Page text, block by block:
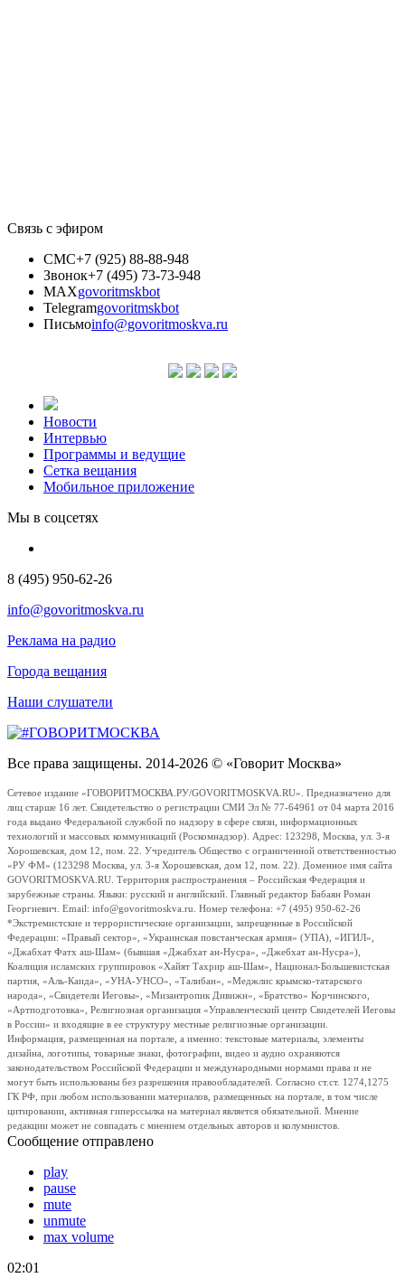
Связь с эфиром
СМС+7 (925) 88-88-948
Звонок+7 (495) 73-73-948
MAXgovoritmskbot
Telegramgovoritmskbot
Письмоinfo@govoritmoskva.ru
Новости
Интервью
Программы и ведущие
Сетка вещания
Мобильное приложение
Мы в соцсетях
8 (495) 950-62-26
info@govoritmoskva.ru
Реклама на радио
Города вещания
Наши слушатели
Все права защищены. 2014-2026 © «Говорит Москва»
Сетевое издание «ГОВОРИТМОСКВА.РУ/GOVORITMOSKVA.RU». Предназначено для
лиц старше 16 лет. Свидетельство о регистрации СМИ Эл № 77-64961 от 04 марта 2016
года выдано Федеральной службой по надзору в сфере связи, информационных
технологий и массовых коммуникаций (Роскомнадзор). Адрес: 123298, Москва, ул. 3-я
Хорошевская, дом 12, пом. 22. Учредитель Общество с ограниченной ответственностью
«РУ ФМ» (123298 Москва, ул. 3-я Хорошевская, дом 12, пом. 22). Доменное имя сайта
GOVORITMOSKVA.RU. Территория распространения – Российская Федерация и
зарубежные страны. Языки: русский и английский. Главный редактор Бабаян Роман
Георгиевич. Email: info@govoritmoskva.ru. Номер телефона: +7 (495) 950-62-26
*Экстремистские и террористические организации, запрещенные в Российской
Федерации: «Правый сектор», «Украинская повстанческая армия» (УПА), «ИГИЛ»,
«Джабхат Фатх аш-Шам» (бывшая «Джабхат ан-Нусра», «Джебхат ан-Нусра»),
Коалиция исламских группировок «Хайят Тахрир аш-Шам», Национал-Большевистская
партия, «Аль-Каида», «УНА-УНСО», «Талибан», «Меджлис крымско-татарского
народа», «Свидетели Иеговы», «Мизантропик Дивижн», «Братство» Корчинского,
«Артподготовка», Религиозная организация «Управленческий центр Свидетелей Иеговы
в России» и входящие в ее структуру местные религиозные организации.
Информация, размещенная на портале, а именно: текстовые материалы, элементы
дизайна, логотипы, товарные знаки, фотографии, видео и аудио охраняются
законодательством Российской Федерации и международными нормами права и не
могут быть использованы без разрешения правообладателей. Согласно ст.ст. 1274,1275
ГК РФ, при любом использовании материалов, размещенных на портале, в том числе
цитировании, активная гиперссылка на материал является обязательной. Мнение
редакции может не совпадать с мнением отдельных авторов и колумнистов.
Сообщение отправлено
play
pause
mute
unmute
max volume
02:01